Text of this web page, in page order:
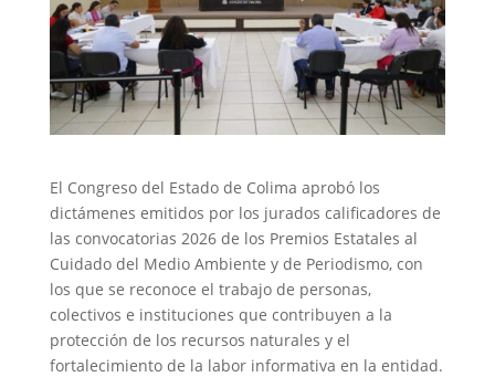
El Congreso del Estado de Colima aprobó los
dictámenes emitidos por los jurados calificadores de
las convocatorias 2026 de los Premios Estatales al
Cuidado del Medio Ambiente y de Periodismo, con
los que se reconoce el trabajo de personas,
colectivos e instituciones que contribuyen a la
protección de los recursos naturales y el
fortalecimiento de la labor informativa en la entidad.